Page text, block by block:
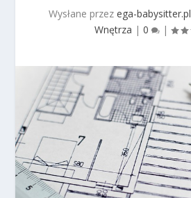
Wysłane przez ega-babysitter.pl
Wnętrza | 0 |